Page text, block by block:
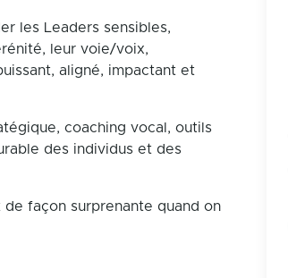
les Leaders sensibles,
leur voie/voix,
aligné, impactant et
coaching vocal, outils
des individus et des
façon surprenante quand on